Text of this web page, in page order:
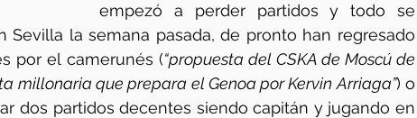
empezó a perder partidos y todo se
Sevilla la semana pasada, de pronto han regresado
por el camerunés (“propuesta del CSKA de Moscú de
millonaria que prepara el Genoa por Kervin Arriaga”) o
dos partidos decentes siendo capitán y jugando en